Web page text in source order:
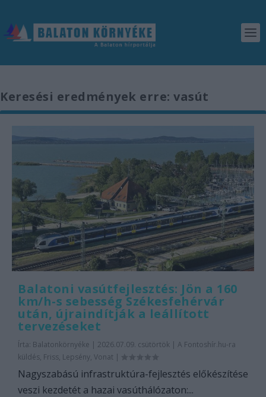
Keresési eredmények erre: vasút
Balatoni vasútfejlesztés: Jön a 160
km/h-s sebesség Székesfehérvár
után, újraindítják a leállított
tervezéseket
Írta: Balatonkörnyéke | 2026.07.09. csütörtök | A Fontoshír.hu-ra
küldés, Friss, Lepsény, Vonat |
Nagyszabású infrastruktúra-fejlesztés előkészítése
veszi kezdetét a hazai vasúthálózaton:...